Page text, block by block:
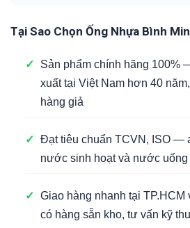
Tại Sao Chọn Ống Nhựa Bình
✓
Sản phẩm chính hãng 100%
xuất tại Việt Nam hơn 40
hàng giả
✓ Đạt tiêu chuẩn TCVN, ISO —
nước sinh hoạt và nước uống
✓ Giao hàng nhanh tại
có hàng sẵn kho, tư vấn kỹ